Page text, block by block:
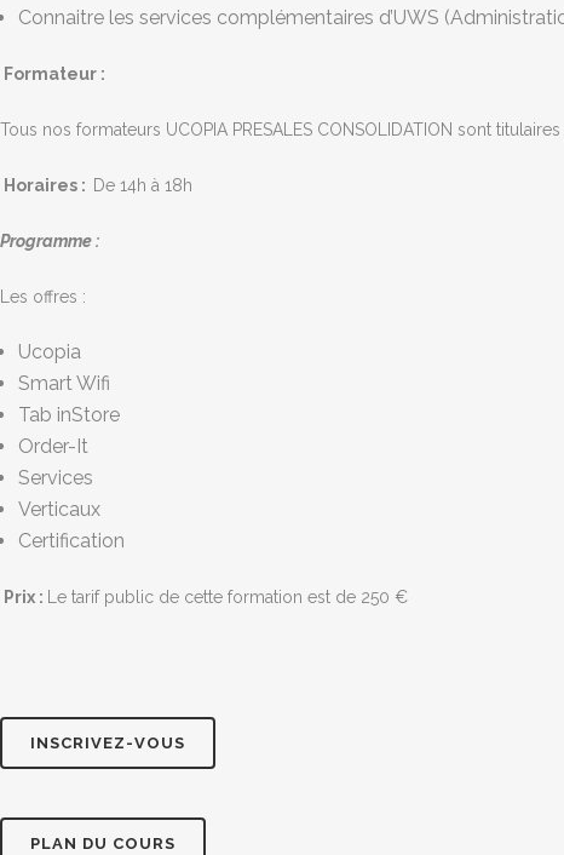
Connaitre les services complémentaires d’UWS
Formateur :
Tous nos formateurs UCOPIA PRESALES CONSOLIDATION sont
Horaires : De 14h à 18h
Programme :
Les offres :
Ucopia
Smart Wifi
Tab inStore
Order-It
Services
Verticaux
Certification
Prix : Le tarif public de cette formation est de 250 €
INSCRIVEZ-VOUS
PLAN DU COURS